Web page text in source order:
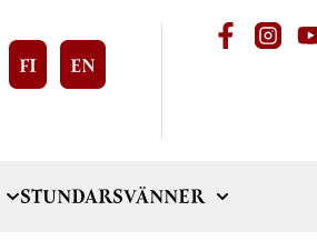
FI EN
STUNDARSVÄNNER